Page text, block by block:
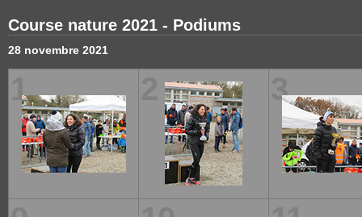
Course nature 2021 - Podiums
28 novembre 2021
1 3